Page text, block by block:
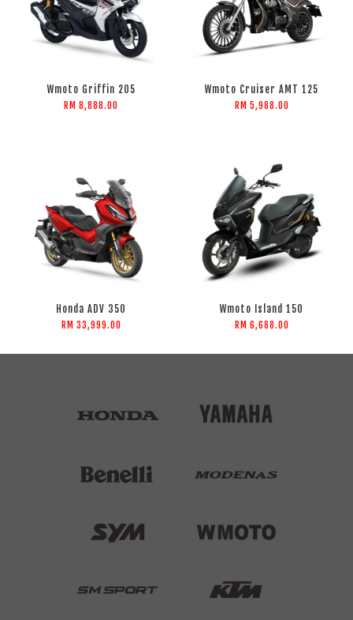
Wmoto Griffin 205
RM 8,888.00
Wmoto Cruiser AMT 125
RM 5,988.00
Honda ADV 350
RM 33,999.00
Wmoto Island 150
RM 6,688.00